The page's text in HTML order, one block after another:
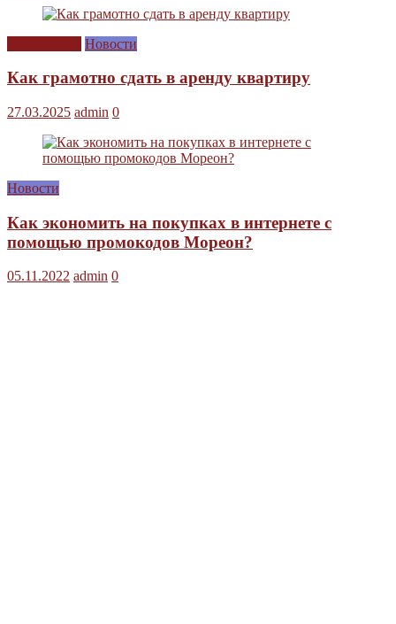
Новости
Как грамотно сдать в аренду квартиру
27.03.2025 admin 0
Новости
Как экономить на покупках в интернете с
помощью промокодов Мореон?
05.11.2022 admin 0